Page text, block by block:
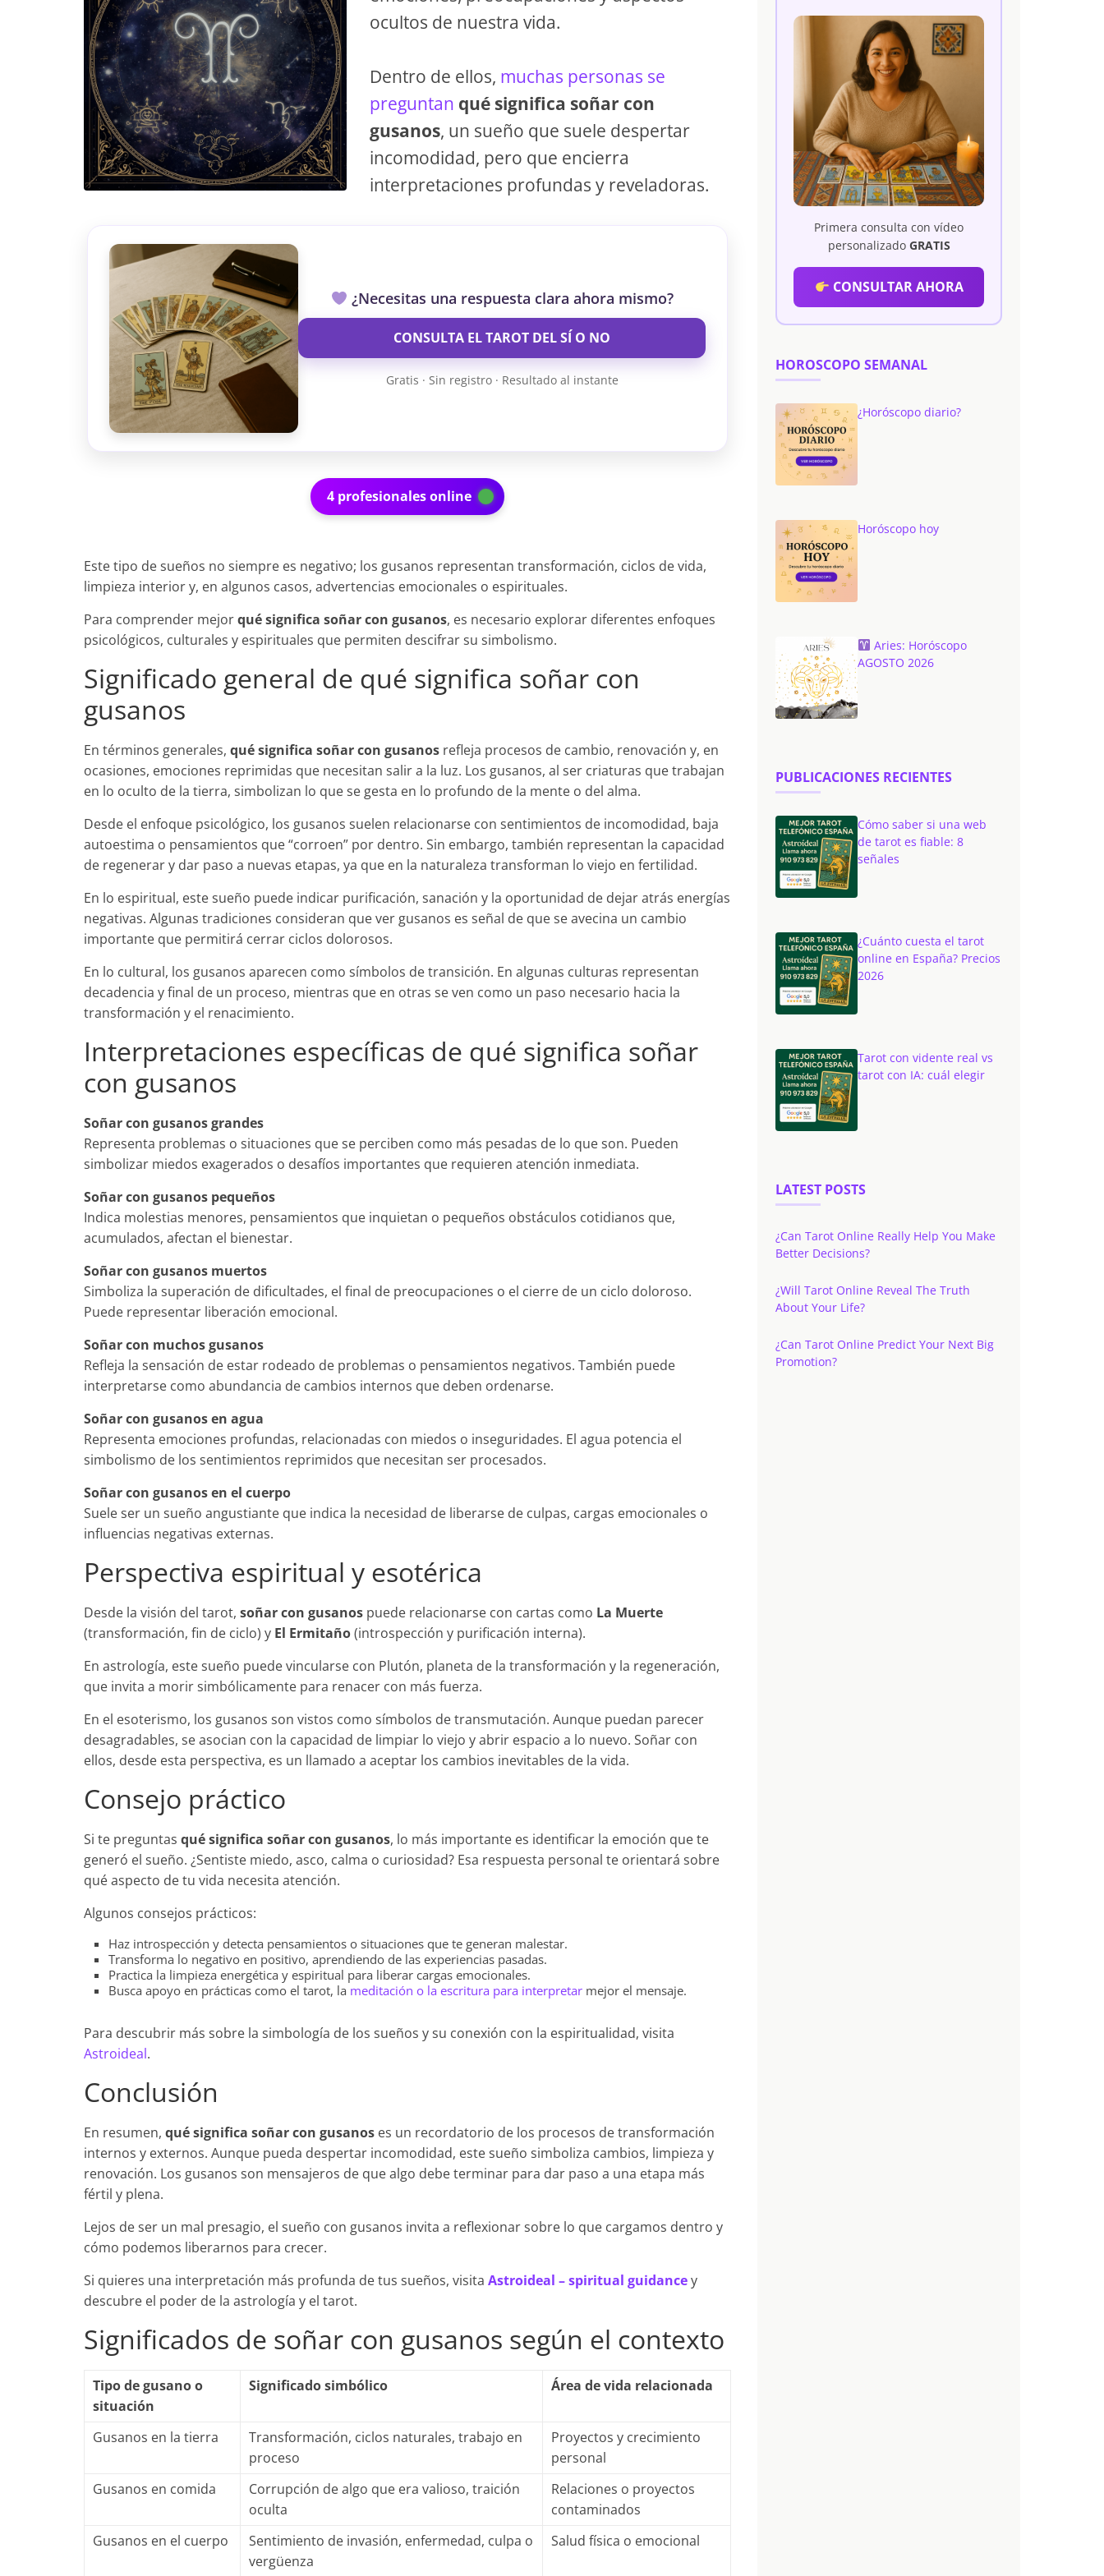
ocultos de nuestra vida.
Dentro de ellos, muchas personas se
preguntan qué significa soñar con
gusanos, un sueño que suele despertar
incomodidad, pero que encierra
interpretaciones profundas y reveladoras.
¿Necesitas una respuesta clara ahora mismo?
CONSULTA EL TAROT DEL SÍ O NO
Gratis · Sin registro · Resultado al instante
4 profesionales online
Este tipo de sueños no siempre es negativo; los gusanos representan transformación, ciclos de vida,
limpieza interior y, en algunos casos, advertencias emocionales o espirituales.
Para comprender mejorqué significa soñar con gusanos, es necesario explorar diferentes enfoques
psicológicos, culturales y espirituales que permiten descifrar su simbolismo.
Significado general de qué significa soñar con
gusanos
En términos generales, qué significa soñar con gusanos refleja procesos de cambio, renovación y, en
ocasiones, emociones reprimidas que necesitan salir a la luz. Los gusanos, al ser criaturas que trabajan
en lo oculto de la tierra, simbolizan lo que se gesta en lo profundo de la mente o del alma.
Desde el enfoque psicológico, los gusanos suelen relacionarse con sentimientos de incomodidad, baja
autoestima o pensamientos que “corroen” por dentro. Sin embargo, también representan la capacidad
de regenerar y dar paso a nuevas etapas, ya que en la naturaleza transforman lo viejo en fertilidad.
En lo espiritual, este sueño puede indicar purificación, sanación y la oportunidad de dejar atrás energías
negativas. Algunas tradiciones consideran que ver gusanos es señal de que se avecina un cambio
importante que permitirá cerrar ciclos dolorosos.
En lo cultural, los gusanos aparecen como símbolos de transición. En algunas culturas representan
decadencia y final de un proceso, mientras que en otras se ven como un paso necesario hacia la
transformación y el renacimiento.
Interpretaciones específicas de qué significa soñar
con gusanos
Soñar con gusanos grandes
Representa problemas o situaciones que se perciben como más pesadas de lo que son. Pueden
simbolizar miedos exagerados o desafíos importantes que requieren atención inmediata.
Soñar con gusanos pequeños
Indica molestias menores, pensamientos que inquietan o pequeños obstáculos cotidianos que,
acumulados, afectan el bienestar.
Soñar con gusanos muertos
Simboliza la superación de dificultades, el final de preocupaciones o el cierre de un ciclo doloroso.
Puede representar liberación emocional.
Soñar con muchos gusanos
Refleja la sensación de estar rodeado de problemas o pensamientos negativos. También puede
interpretarse como abundancia de cambios internos que deben ordenarse.
Soñar con gusanos en agua
Representa emociones profundas, relacionadas con miedos o inseguridades. El agua potencia el
simbolismo de los sentimientos reprimidos que necesitan ser procesados.
Soñar con gusanos en el cuerpo
Suele ser un sueño angustiante que indica la necesidad de liberarse de culpas, cargas emocionales o
influencias negativas externas.
Perspectiva espiritual y esotérica
Desde la visión del tarot, soñar con gusanos puede relacionarse con cartas como La Muerte
(transformación, fin de ciclo) y El Ermitaño(introspección y purificación interna).
En astrología, este sueño puede vincularse con Plutón, planeta de la transformación y la regeneración,
que invita a morir simbólicamente para renacer con más fuerza.
En el esoterismo, los gusanos son vistos como símbolos de transmutación. Aunque puedan parecer
desagradables, se asocian con la capacidad de limpiar lo viejo y abrir espacio a lo nuevo. Soñar con
ellos, desde esta perspectiva, es un llamado a aceptar los cambios inevitables de la vida.
Consejo práctico
Si te preguntas qué significa soñar con gusanos, lo más importante es identificar la emoción que te
generó el sueño. ¿Sentiste miedo, asco, calma o curiosidad? Esa respuesta personal te orientará sobre
qué aspecto de tu vida necesita atención.
Algunos consejos prácticos:
Haz introspección y detecta pensamientos o situaciones que te generan malestar.
Transforma lo negativo en positivo, aprendiendo de las experiencias pasadas.
Practica la limpieza energética y espiritual para liberar cargas emocionales.
Busca apoyo en prácticas como el tarot, la meditación o la escritura para interpretar mejor el mensaje.
Para descubrir más sobre la simbología de los sueños y su conexión con la espiritualidad, visita
Astroideal.
Conclusión
En resumen, qué significa soñar con gusanos es un recordatorio de los procesos de transformación
internos y externos. Aunque pueda despertar incomodidad, este sueño simboliza cambios, limpieza y
renovación. Los gusanos son mensajeros de que algo debe terminar para dar paso a una etapa más
fértil y plena.
Lejos de ser un mal presagio, el sueño con gusanos invita a reflexionar sobre lo que cargamos dentro y
cómo podemos liberarnos para crecer.
Si quieres una interpretación más profunda de tus sueños, visita Astroideal – spiritual guidancey
descubre el poder de la astrología y el tarot.
Significados de soñar con gusanos según el contexto
Tipo de gusano o
situación
Significado simbólico Área de vida relacionada
Gusanos en la tierra
Transformación, ciclos naturales, trabajo en
proceso
Proyectos y crecimiento
personal
Gusanos en comida
Corrupción de algo que era valioso, traición
oculta
Relaciones o proyectos
contaminados
Gusanos en el cuerpo
Sentimiento de invasión, enfermedad, culpa o
vergüenza
Salud física o emocional
Primera consulta con vídeo
personalizado GRATIS
CONSULTAR AHORA
HOROSCOPO SEMANAL
¿Horóscopo diario?
Horóscopo hoy
Aries: Horóscopo
AGOSTO 2026
PUBLICACIONES RECIENTES
Cómo saber si una web
de tarot es fiable: 8
señales
¿Cuánto cuesta el tarot
online en España? Precios
2026
Tarot con vidente real vs
tarot con IA: cuál elegir
LATEST POSTS
¿Can Tarot Online Really Help You Make
Better Decisions?
¿Will Tarot Online Reveal The Truth
About Your Life?
¿Can Tarot Online Predict Your Next Big
Promotion?
TAROT GRATIS
CONSIGUE TUS 5 MINUTOS
✓ Sin cargos automáticos. El chat se detiene al finalizar el crédito